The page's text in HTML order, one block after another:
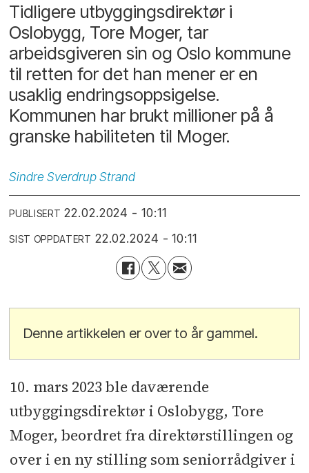
Tidligere utbyggingsdirektør i
Oslobygg, Tore Moger, tar
arbeidsgiveren sin og Oslo kommune
til retten for det han mener er en
usaklig endringsoppsigelse.
Kommunen har brukt millioner på å
granske habiliteten til Moger.
Sindre Sverdrup Strand
PUBLISERT 22.02.2024 - 10:11
SIST OPPDATERT 22.02.2024 - 10:11
Denne artikkelen er over to år gammel.
10. mars 2023 ble daværende
utbyggingsdirektør i Oslobygg, Tore
Moger, beordret fra direktørstillingen og
over i en ny stilling som seniorrådgiver i